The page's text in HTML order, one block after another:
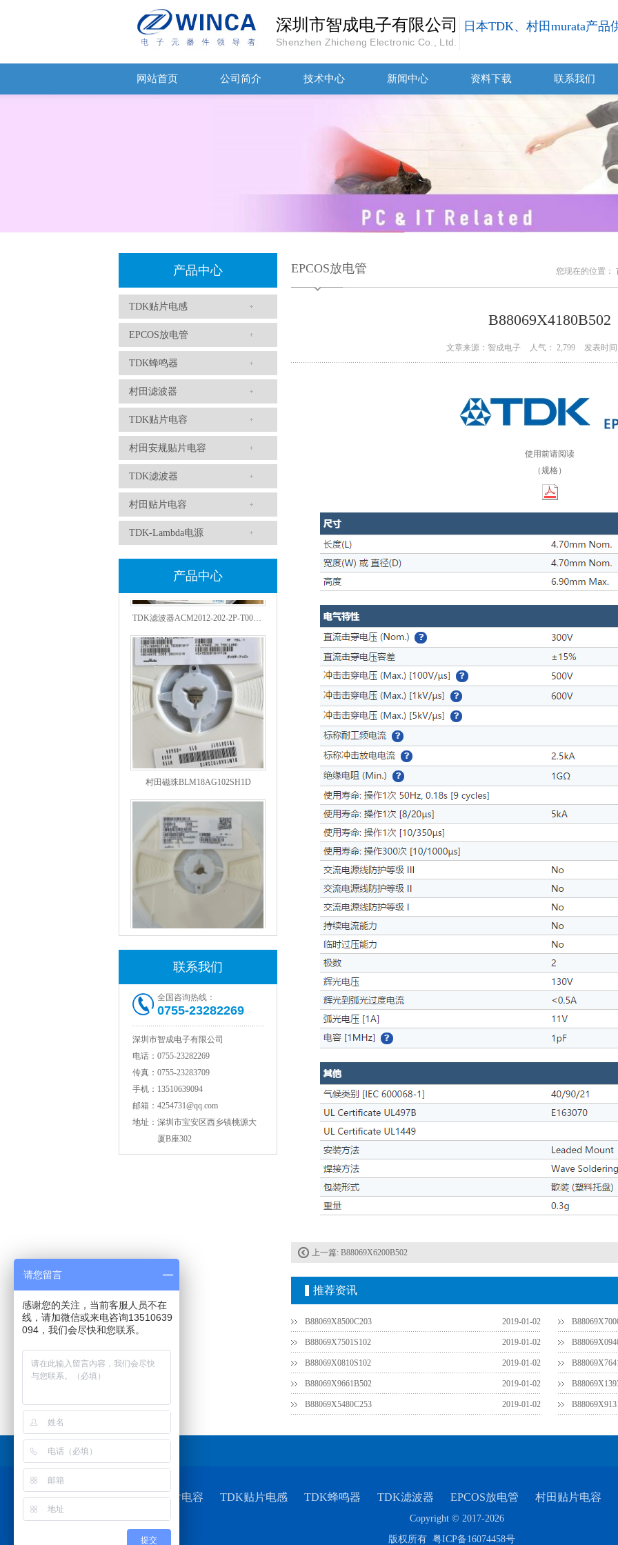
深圳市智成电子有限公司
Shenzhen Zhicheng Electronic Co., Ltd.
日本TDK、村田murata产品
网站首页 公司简介 技术中心 新闻中心 资料下载 联系我们
产品中心
TDK贴片电感
EPCOS放电管
TDK蜂鸣器
村田滤波器
TDK贴片电容
村田安规贴片电容
TDK滤波器
村田贴片电容
TDK-Lambda电源
产品中心
TDK滤波器ACM2012-202-2P-T002参数
村田磁珠BLM18AG102SH1D
村田电感LQW18AN15NG00D
村田电感LQW15AN47NG80D
联系我们
全国咨询热线：
0755-23282269
深圳市智成电子有限公司
电话： 0755-23282269
传真： 0755-23283709
手机： 13510639094
邮箱： 4254731@qq.com
地址： 深圳市宝安区西乡镇桃源大
厦B座302
EPCOS放电管 您现在的位置：
B88069X4180B502
文章来源：智成电子 人气： 2,799 发表时
使用前请阅读
（规格）
上一篇: B88069X6200B502
推荐资讯
B88069X8500C203 2019-01-02
B88069X7501S102 2019-01-02
B88069X0810S102 2019-01-02
B88069X9661B502 2019-01-02
B88069X5480C253 2019-01-02
TDK贴片电容 TDK贴片电感 TDK蜂鸣器 TDK滤波器 EPCOS放电管 村田贴片电容
Copyright © 2017-2026
版权所有 粤ICP备16074458号
请您留言
感谢您的关注，当前客服人员不在
线，请加微信或来电咨询13510639
094，我们会尽快和您联系。
提交